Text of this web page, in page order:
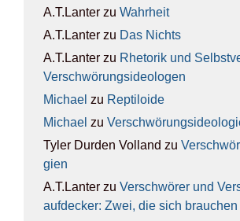
A.T.Lanter zu Wahr­heit
A.T.Lanter zu Das Nichts
A.T.Lanter zu Rhe­to­rik und
Ver­schwö­rungs­ideo­lo­gen
Michael zu Rep­ti­lo­ide
Michael zu
Tyler Durden Volland zu
gien
A.T.Lanter zu Ver­schwö­rer und
auf­de­cker: Zwei, die sich brau­chen